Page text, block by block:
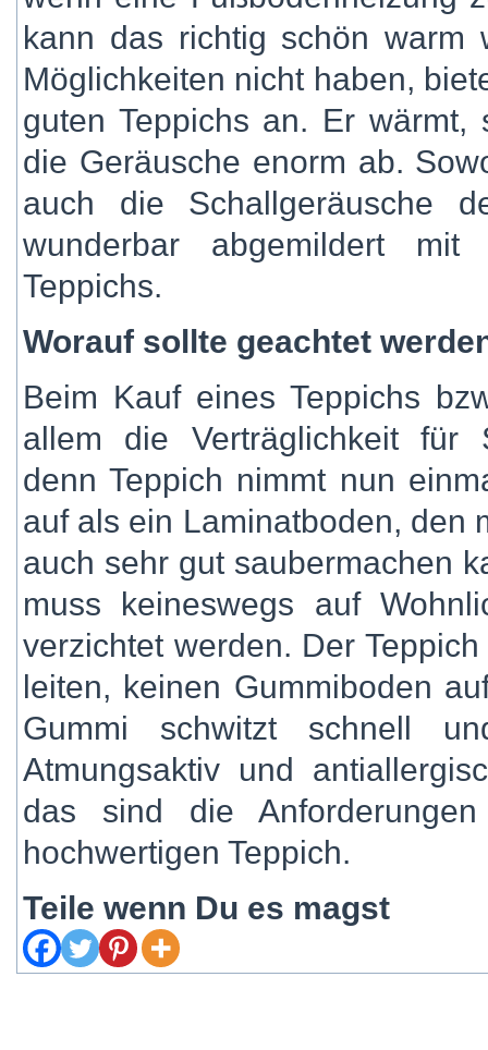
kann das richtig schön warm
Möglichkeiten nicht haben,
guten Teppichs an. Er
die Geräusche enorm ab.
auch die Schallgeräusche
wunderbar abgemildert mit
Teppichs.
Worauf sollte geachtet
Beim Kauf eines Teppichs
allem die Verträglichkeit für
denn Teppich nimmt nun
auf als ein Laminatboden, den
auch sehr gut saubermachen
muss keineswegs auf
verzichtet werden. Der
leiten, keinen Gummiboden
Gummi schwitzt schnell
Atmungsaktiv und
das sind die
hochwertigen Teppich.
Teile wenn Du es magst